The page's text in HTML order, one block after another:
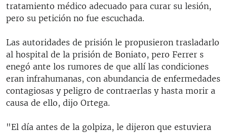
tratamiento médico adecuado para curar su lesión,
pero su petición no fue escuchada.
Las autoridades de prisión le propusieron trasladarlo
al hospital de la prisión de Boniato, pero Ferrer s
enegó ante los rumores de que allí las condiciones
eran infrahumanas, con abundancia de enfermedades
contagiosas y peligro de contraerlas y hasta morir a
causa de ello, dijo Ortega.
"El día antes de la golpiza, le dijeron que estuviera